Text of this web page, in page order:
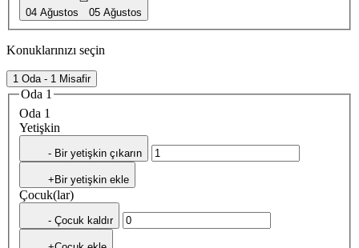
04 Ağustos 05 Ağustos
Konuklarınızı seçin
1 Oda - 1 Misafir
Oda 1
Oda 1
Yetişkin
- Bir yetişkin çıkarın
+Bir yetişkin ekle
Çocuk(lar)
- Çocuk kaldır